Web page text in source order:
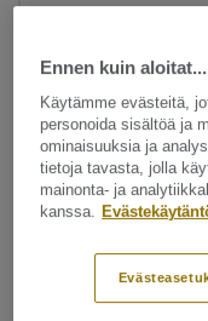
Etunimi*
Sukunimi*
Ennen kuin aloitat...
Käytämme evästeitä,
personoida sisältöä ja
ominaisuuksia ja
tietoja tavasta, jolla
mainonta- ja
kanssa.